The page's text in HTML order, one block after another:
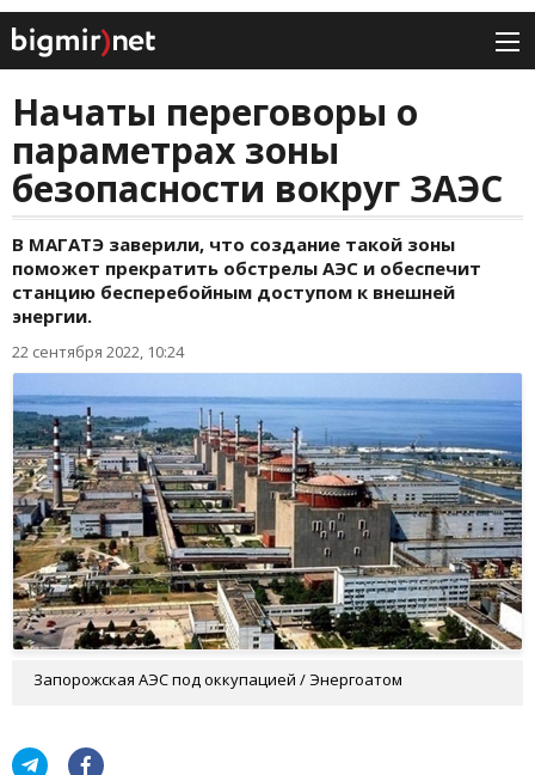
Начаты переговоры о
параметрах зоны
безопасности вокруг ЗАЭС
В МАГАТЭ заверили, что создание такой зоны
поможет прекратить обстрелы АЭС и обеспечит
станцию бесперебойным доступом к внешней
энергии.
22 сентября 2022, 10:24
Запорожская АЭС под оккупацией / Энергоатом